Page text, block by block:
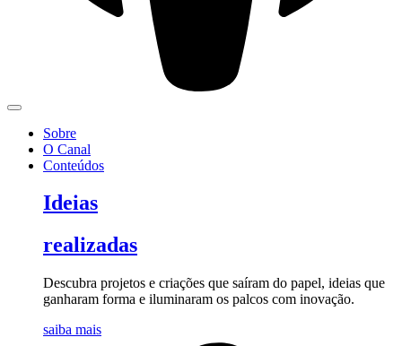
Sobre
O Canal
Conteúdos
Ideias
realizadas
Descubra projetos e criações que saíram do papel, ideias que
ganharam forma e iluminaram os palcos com inovação.
saiba mais